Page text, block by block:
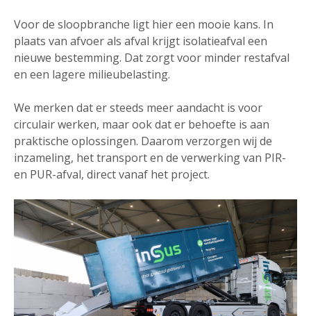
Voor de sloopbranche ligt hier een mooie kans. In
plaats van afvoer als afval krijgt isolatieafval een
nieuwe bestemming. Dat zorgt voor minder restafval
en een lagere milieubelasting.
We merken dat er steeds meer aandacht is voor
circulair werken, maar ook dat er behoefte is aan
praktische oplossingen. Daarom verzorgen wij de
inzameling, het transport en de verwerking van PIR-
en PUR-afval, direct vanaf het project.